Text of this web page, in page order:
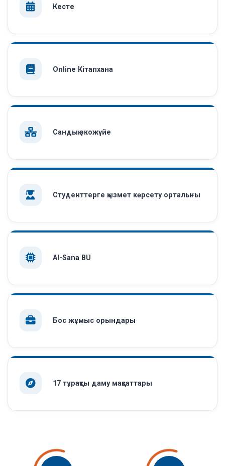
Кесте
Online Кітапхана
Сандық экожүйе
Студенттерге қызмет көрсету орталығы
AI-Sana BU
Бос жұмыс орындары
17 тұрақты даму мақсаттары